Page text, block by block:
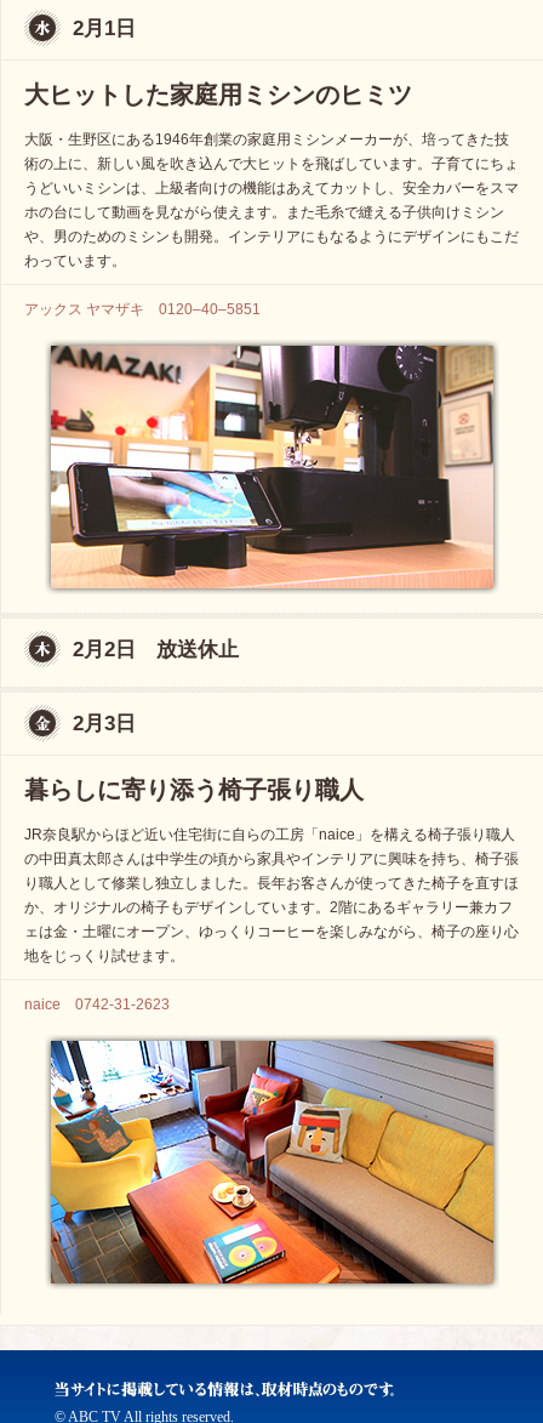
2月1日
大ヒットした家庭用ミシンのヒミツ
大阪・生野区にある1946年創業の家庭用ミシンメーカーが、培ってきた技
術の上に、新しい風を吹き込んで大ヒットを飛ばしています。子育てにちょ
うどいいミシンは、上級者向けの機能はあえてカットし、安全カバーをスマ
ホの台にして動画を見ながら使えます。また毛糸で縫える子供向けミシン
や、男のためのミシンも開発。インテリアにもなるようにデザインにもこだ
わっています。
アックス ヤマザキ 0120–40–5851
2月2日 放送休止
2月3日
暮らしに寄り添う椅子張り職人
JR奈良駅からほど近い住宅街に自らの工房「naice」を構える椅子張り職人
の中田真太郎さんは中学生の頃から家具やインテリアに興味を持ち、椅子張
り職人として修業し独立しました。長年お客さんが使ってきた椅子を直すほ
か、オリジナルの椅子もデザインしています。2階にあるギャラリー兼カフ
ェは金・土曜にオープン、ゆっくりコーヒーを楽しみながら、椅子の座り心
地をじっくり試せます。
naice 0742-31-2623
© ABC TV All rights reserved.